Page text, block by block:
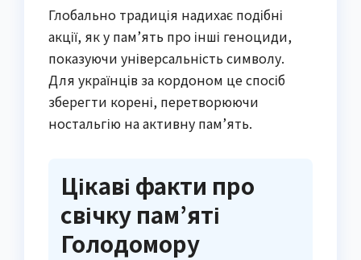
Глобально традиція надихає подібні
акції, як у пам’ять про інші геноциди,
показуючи універсальність символу.
Для українців за кордоном це спосіб
зберегти корені, перетворюючи
ностальгію на активну пам’ять.
Цікаві факти про
свічку пам’яті
Голодомору